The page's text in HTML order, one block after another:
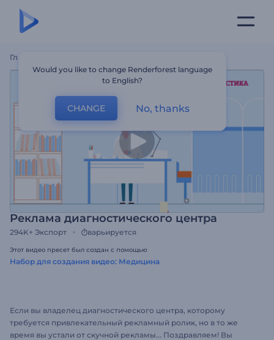
Главная
Реклама диагностического центра
294K+ Экспорт варьируется
Этот видео пресет был создан с помощью
Набор для создания видео: Медицина
Если вы владелец диагностического центра, которому
требуется привлекательный рекламный ролик, но в то же
время вы устали от скучной рекламы... Поздравляем! Вы
Would you like to change Renderforest language
to English?
CHANGE No, thanks